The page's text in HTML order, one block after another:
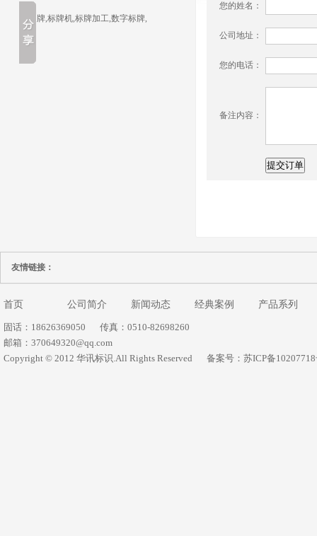
牌,标牌机,标牌加工,数字标牌,
您的姓名：
公司地址：
您的电话：
备注内容：
友情链接：
首页 公司简介 新闻动态 经典案例 产品系列
固话：18626369050
传真：0510-82698260
邮箱：370649320@qq.com
Copyright © 2012 华讯标识.All Rights Reserved
备案号：苏ICP备